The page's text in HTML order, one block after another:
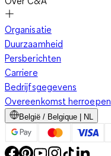
Organisatie
Duurzaamheid
Persberichten
Carriere
Bedrijfsgegevens
Overeenkomst herroepen
België / Belgique | NL